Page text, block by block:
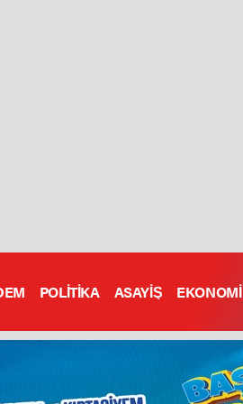
POLİTİKA ASAYİŞ EKONOMİ